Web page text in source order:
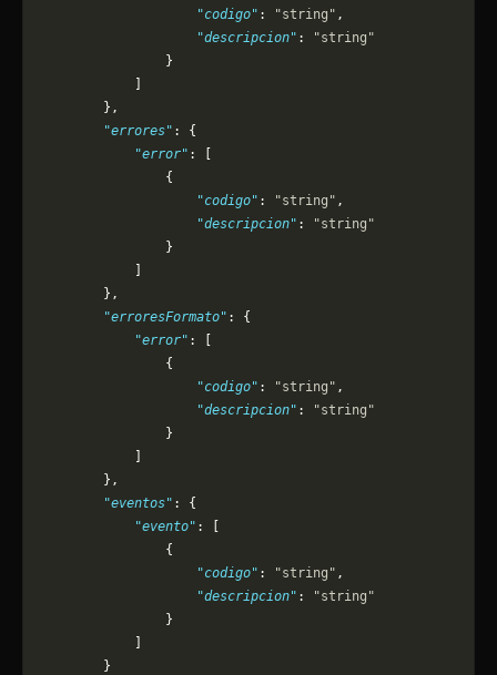
                    "codigo"
: "string" ,
                    "descripcion"
:
"string"
                }
        },
        "errores"
: {
            "error"
: [
                {
                    "codigo"
: "string" ,
                    "descripcion"
:
"string"
                }
        },
        "erroresFormato"
: {
            "error"
: [
                {
                    "codigo"
: "string" ,
                    "descripcion"
:
"string"
                }
        },
        "eventos"
: {
            "evento"
: [
                {
                    "codigo"
: "string" ,
                    "descripcion"
:
"string"
                }
        }